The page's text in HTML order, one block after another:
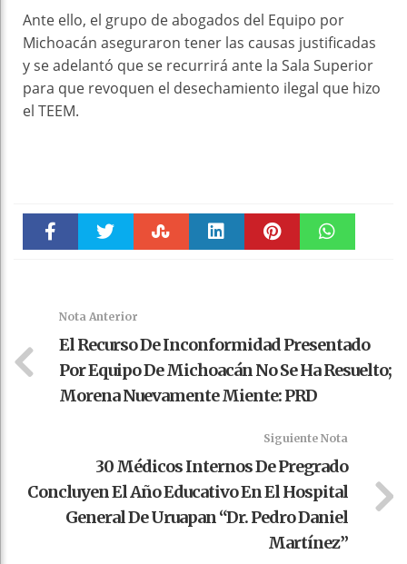
Ante ello, el grupo de abogados del Equipo por
Michoacán aseguraron tener las causas justificadas
y se adelantó que se recurrirá ante la Sala Superior
para que revoquen el desechamiento ilegal que hizo
el TEEM.
Nota Anterior
El Recurso De Inconformidad Presentado
Por Equipo De Michoacán No Se Ha Resuelto;
Morena Nuevamente Miente: PRD
Siguiente Nota
30 Médicos Internos De Pregrado
Concluyen El Año Educativo En El Hospital
General De Uruapan “Dr. Pedro Daniel
Martínez”